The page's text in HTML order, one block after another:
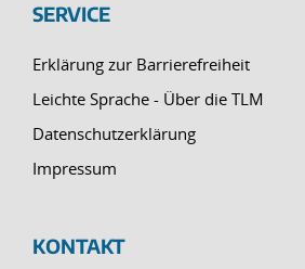
SERVICE
Erklärung zur Barrierefreiheit
Leichte Sprache - Über die TLM
Datenschutzerklärung
Impressum
KONTAKT